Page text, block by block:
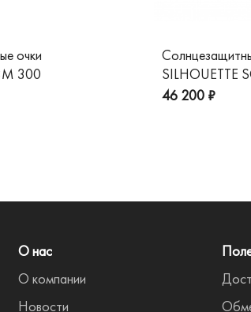
очки
300
SILHOUETTE
46 200 ₽
О нас
О компании
Новости